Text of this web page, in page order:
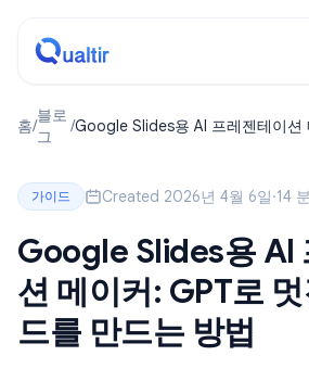
홈/
블로
그
/Google Slides용 AI 프레젠테이션
가이드 Created 2026년 4월 6일·14
Google Slides용 AI
션 메이커: GPT로
드를 만드는 방법